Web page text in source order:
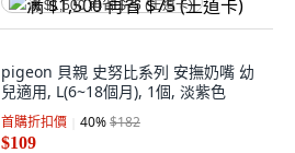
满 $1,500 再省 $75 (王道卡)
pigeon 貝親 史努比系列 安撫奶嘴 幼
兒適用, L(6~18個月), 1個, 淡紫色
首購折扣價 40%$182
$109